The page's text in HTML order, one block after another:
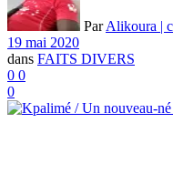
Par Alikoura |
19 mai 2020
dans FAITS DIVERS
0 0
0